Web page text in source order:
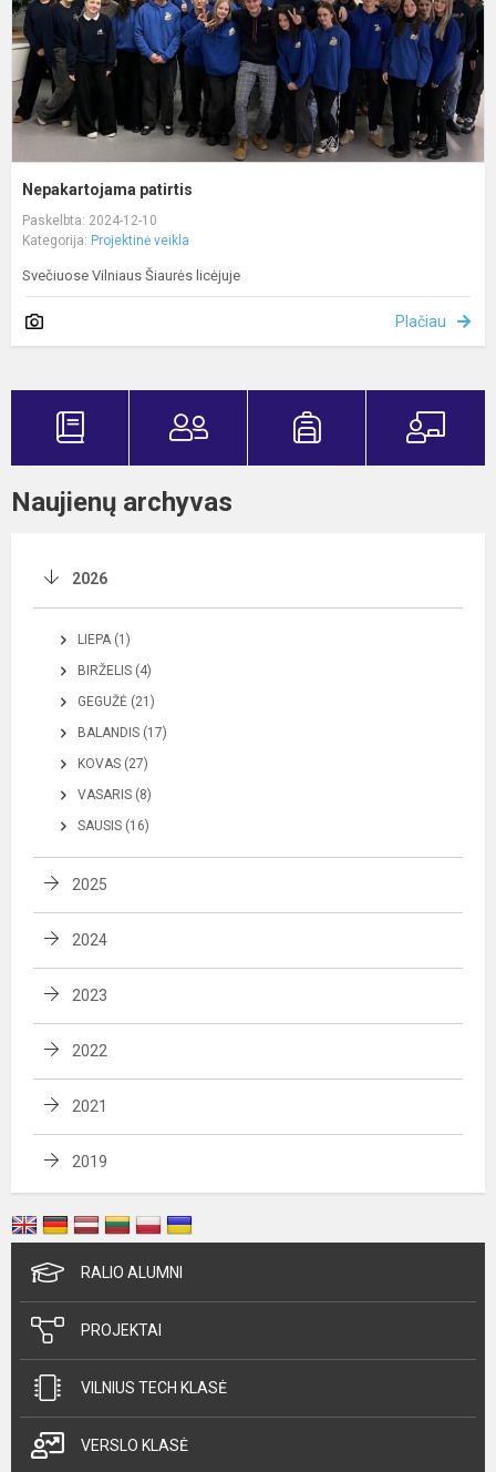
Nepakartojama patirtis
Paskelbta: 2024-12-10
Kategorija: Projektinė veikla
Svečiuose Vilniaus Šiaurės licėjuje
Plačiau
Naujienų archyvas
2026
LIEPA (1)
BIRŽELIS (4)
GEGUŽĖ (21)
BALANDIS (17)
KOVAS (27)
VASARIS (8)
SAUSIS (16)
2025
2024
2023
2022
2021
2019
RALIO ALUMNI
PROJEKTAI
VILNIUS TECH KLASĖ
VERSLO KLASĖ